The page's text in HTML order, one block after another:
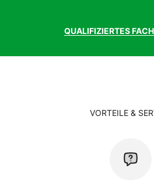
QUALIFIZIERTES
VORTEILE &